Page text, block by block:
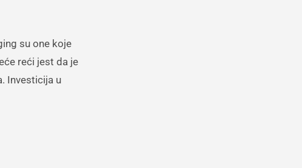
su one koje
reći jest da je
Investicija u